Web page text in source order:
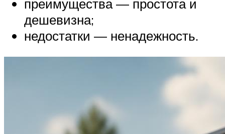
преимущества — простота и
дешевизна;
недостатки — ненадежность.